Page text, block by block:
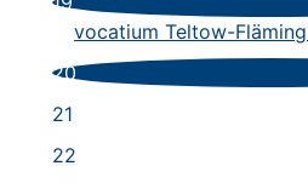
vocatium Teltow-
20
21
22